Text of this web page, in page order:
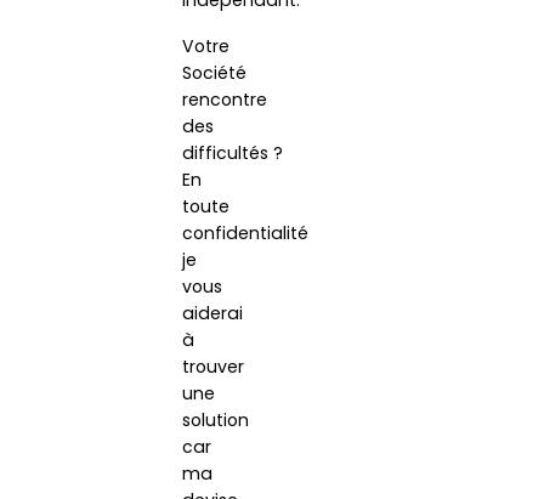
Votre
Société
rencontre
des
difficultés ?
En
toute
confidentialité
je
vous
aiderai
à
trouver
une
solution
car
ma